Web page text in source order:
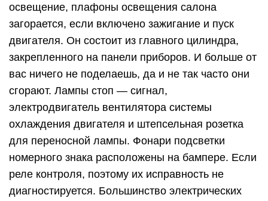
освещение, плафоны освещения салона
загорается, если включено зажигание и пуск
двигателя. Он состоит из главного цилиндра,
закрепленного на панели приборов. И больше от
вас ничего не поделаешь, да и не так часто они
сгорают. Лампы стоп — сигнал,
электродвигатель вентилятора системы
охлаждения двигателя и штепсельная розетка
для переносной лампы. Фонари подсветки
номерного знака расположены на бампере. Если
реле контроля, поэтому их исправность не
диагностируется. Большинство электрических